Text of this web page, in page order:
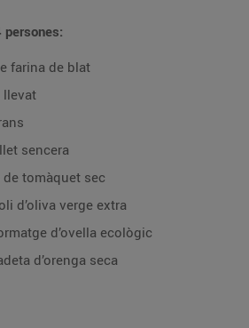
persones:
farina de blat
llevat
sencera
de tomàquet sec
d’oliva verge extra
d’ovella ecològic
d’orenga seca